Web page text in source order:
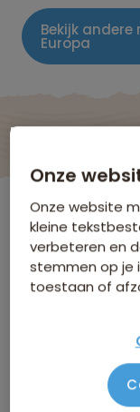
Bekijk andere
Europa
Griekenland
Verblijf &
die we
lijst is na
Deze lijst is
Onze
Onze website
kleine
verbeteren en
stemmen op je
toestaan of